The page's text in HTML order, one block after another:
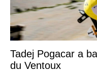
Tadej Pogacar a
du Ventoux